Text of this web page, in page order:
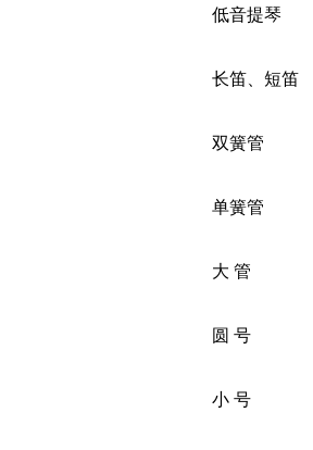
低音提琴
长笛、短笛
双簧管
单簧管
大 管
圆 号
小 号